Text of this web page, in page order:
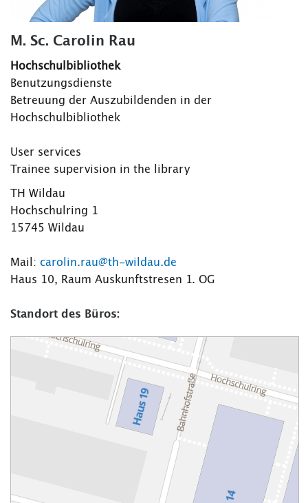
M. Sc. Carolin Rau
Hochschulbibliothek
Benutzungsdienste
Betreuung der Auszubildenden in der
Hochschulbibliothek
User services
Trainee supervision in the library
TH Wildau
Hochschulring 1
15745 Wildau
Mail: carolin.rau@th-wildau.de
Haus 10, Raum Auskunftstresen 1. OG
Standort des Büros: